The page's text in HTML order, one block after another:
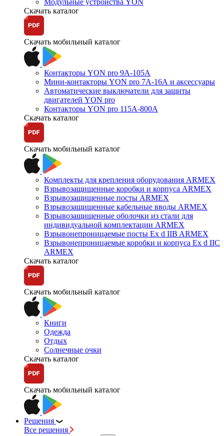
Скачать каталог
Скачать мобильный каталог
Контакторы YON pro 9А-105А
Мини-контакторы YON pro 7А-16А и аксессуары
Автоматические выключатели для защиты
двигателей YON pro
Контакторы YON pro 115А-800А
Скачать каталог
Скачать мобильный каталог
Комплекты для крепления оборудования ARMEX
Взрывозащищенные коробки и корпуса ARMEX
Взрывозащищенные посты ARMEX
Взрывозащищенные кабельные вводы ARMEX
Взрывозащищенные оболочки из стали для
индивидуальной комплектации ARMEX
Взрывонепроницаемые посты Ex d IIB ARMEX
Взрывонепроницаемые коробки и корпуса Ex d IIС
ARMEX
Скачать каталог
Скачать мобильный каталог
Книги
Одежда
Отдых
Солнечные очки
Скачать каталог
Скачать мобильный каталог
Решения
Все решения